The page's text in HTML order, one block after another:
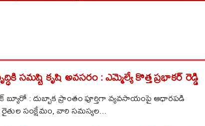
సమష్టి కృషి అవసరం : ఎమ్మెల్యే కొత్త ప్ర‌భాక‌ర్ రెడ్డి
బ్యూరో : దుబ్బాక ప్రాంతం పూర్తిగా వ్యవసాయంపై ఆధారపడి
సంక్షేమం, వారి సమస్యల...